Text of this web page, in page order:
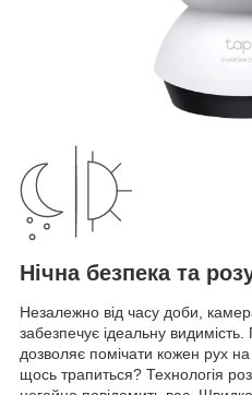
Нічна безпека та
Незалежно від часу доби,
забезпечує ідеальну
дозволяє помічати кожен рух
щось трапиться? Технологія